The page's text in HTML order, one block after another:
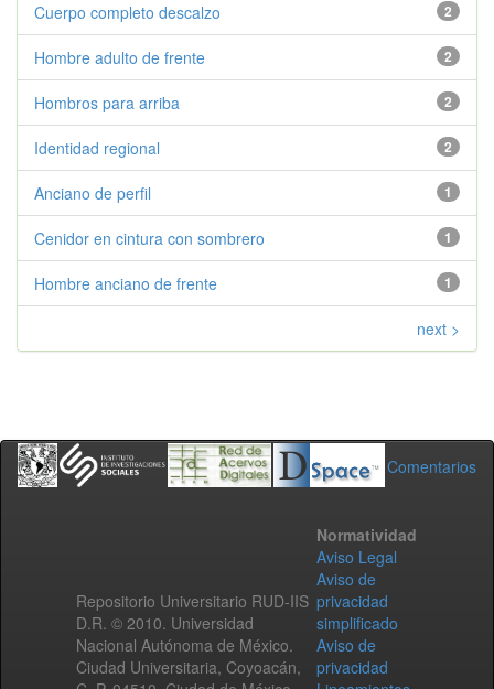
2
Cuerpo completo descalzo
2
Hombre adulto de frente
2
Hombros para arriba
2
Identidad regional
1
Anciano de perfil
1
Cenidor en cintura con sombrero
1
Hombre anciano de frente
next >
Comentarios
Repositorio Universitario RUD-IIS
D.R. © 2010. Universidad
Nacional Autónoma de México.
Ciudad Universitaria, Coyoacán,
Normatividad
Aviso Legal
Aviso de
privacidad
simplificado
Aviso de
privacidad